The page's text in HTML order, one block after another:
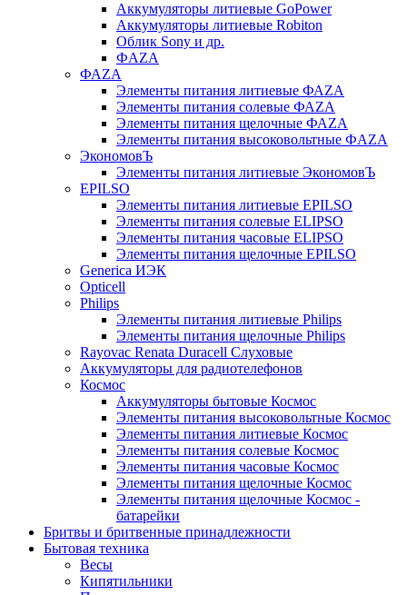
Аккумуляторы литиевые GoPower
Аккумуляторы литиевые Robiton
Облик Sony и др.
ФAZA
ФАZA
Элементы питания литиевые ФАZА
Элементы питания солевые ФАZА
Элементы питания щелочные ФАZА
Элементы питания высоковольтные ФAZA
ЭкономовЪ
Элементы питания литиевые ЭкономовЪ
EPILSO
Элементы питания литиевые EPILSO
Элементы питания солевые ELIPSO
Элементы питания часовые ELIPSO
Элементы питания щелочные EPILSO
Generica ИЭК
Opticell
Philips
Элементы питания литиевые Philips
Элементы питания щелочные Philips
Rayovac Renata Duracell Слуховые
Аккумуляторы для радиотелефонов
Космос
Аккумуляторы бытовые Космос
Элементы питания высоковольтные Космос
Элементы питания литиевые Космос
Элементы питания солевые Космос
Элементы питания часовые Космос
Элементы питания щелочные Космос
Элементы питания щелочные Космос -
батарейки
Бритвы и бритвенные принадлежности
Бытовая техника
Весы
Кипятильники